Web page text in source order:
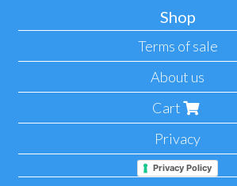
Shop
Terms of sale
About us
Cart
Privacy
Privacy Policy